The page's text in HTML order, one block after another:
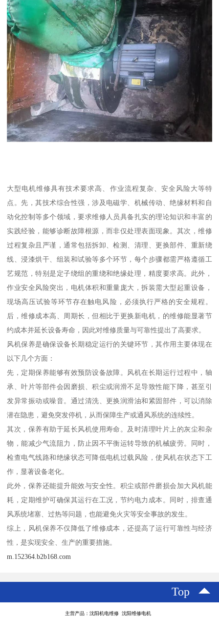
大型电机维修具有技术要求高、作业流程复杂、安全风险大等特
点。先，其技术综合性强，涉及电磁学、机械传动、绝缘材料和自
动化控制等多个领域，要求维修人员具备扎实的理论知识和丰富的
实践经验，能够诊断故障根源，而非仅处理表面现象。其次，维修
过程复杂且严谨，通常包括拆卸、检测、清理、更换部件、重新绕
线、浸漆烘干、组装和试验等多个环节，每个步骤都需严格遵循工
艺规范，特别是定子绕组的重绕和绝缘处理，精度要求高。此外，
作业安全风险突出，电机体积和重量庞大，拆装需大型起重设备，
现场高压试验等环节存在触电风险，必须执行严格的安全规程。
后，维修成本高、周期长，但相比于更换新电机，的维修能显著节
约成本并延长设备寿命，因此对维修质量与可靠性提出了高要求。
风机保养是确保设备长期稳定运行的关键环节，其作用主要体现在
以下几个方面：
先，定期保养能够有效预防设备故障。风机在长期运行过程中，轴
承、叶片等部件会因磨损、积尘或润滑不足导致性能下降，甚至引
发异常振动或噪音。通过清洗、更换润滑油和紧固部件，可以消除
潜在隐患，避免突发停机，从而保障生产或通风系统的连续性。
其次，保养有助于延长风机使用寿命。及时清理叶片上的灰尘和杂
物，能减少气流阻力，防止因不平衡运转导致的机械疲劳。同时，
检查电气线路和绝缘状态可降低电机过载风险，使风机在状态下工
作，显著设备老化。
此外，保养还能提升能效与安全性。积尘或部件磨损会加大风机能
耗，定期维护可确保其运行在工况，节约电力成本。同时，排查通
风系统堵塞、过热等问题，也能避免火灾等安全事故的发生。
综上，风机保养不仅降低了维修成本，还提高了运行可靠性与经济
性，是实现安全、生产的重要措施。
m.152364.b2b168.com
Top
主营产品：沈阳机电维修 沈阳维修电机